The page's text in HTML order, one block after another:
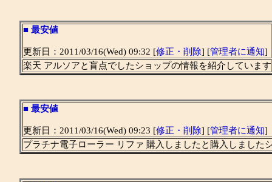
■ 最安値
更新日：2011/03/16(Wed) 09:32 [修正・削除] [管理者に通知]
楽天 アルソアと盲点でしたショップの情報を紹介しています
■ 最安値
更新日：2011/03/16(Wed) 09:23 [修正・削除] [管理者に通知]
プラチナ電子ローラー リファ 購入しましたと購入しました